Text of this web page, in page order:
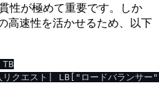
性が極めて重要です。しか
高速性を活かせるため、以下
クエスト| LB["ロードバランサー